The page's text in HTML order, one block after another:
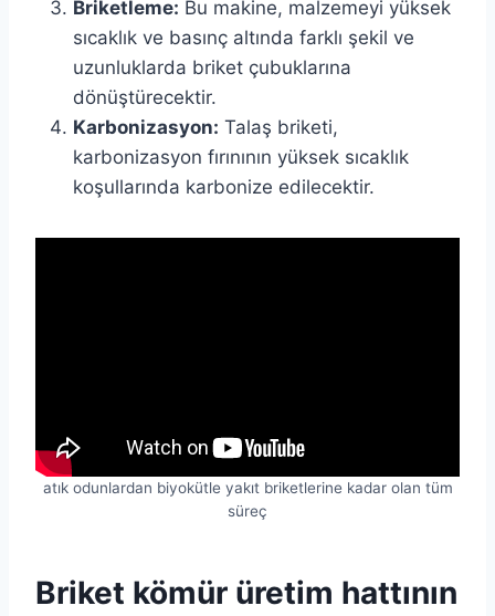
Briketleme: Bu makine, malzemeyi yüksek
sıcaklık ve basınç altında farklı şekil ve
uzunluklarda briket çubuklarına
dönüştürecektir.
Karbonizasyon: Talaş briketi,
karbonizasyon fırınının yüksek sıcaklık
koşullarında karbonize edilecektir.
atık odunlardan biyokütle yakıt briketlerine kadar olan tüm
süreç
Briket kömür üretim hattının